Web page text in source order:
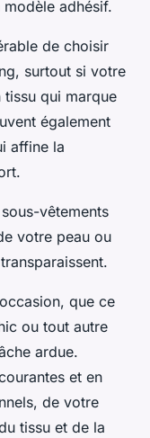
adhésif.
de choisir
surtout si votre
qui marque
également
affine la
vêtements
votre peau ou
que ce
ou tout autre
ardue.
et en
de votre
tissu et de la